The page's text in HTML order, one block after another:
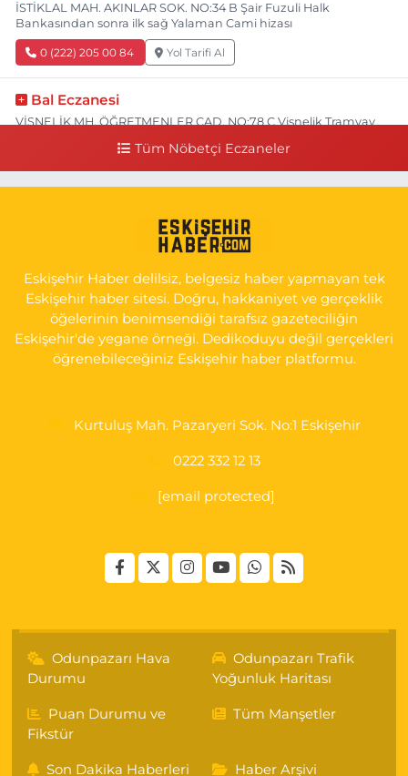
İSTİKLAL MAH. AKINLAR SOK. NO:34 B Şair Fuzuli Halk
Bankasından sonra ilk sağ Yalaman Cami hizası
0 (222) 205 00 84 Yol Tarifi Al
Bal Eczanesi
VİŞNELİK MH. ÖĞRETMENLER CAD. NO:78 C Vişnelik Tramvay
NUH'UN GEMİSİ Veteriner Kliniğinin yanı,ı
GÜLTEPE MAH. HALK CAD. NO:107 C
0 (222) 250 40 50 Yol Tarifi Al
Bizim Eczanesi
EMEK MAH. ERTAŞ CAD.NO:12 A Küçük Sanayi girişi Tarım Kredi
Koop. Market yanı
Tüm Nöbetçi Eczaneler
Eskişehir Haber delilsiz, belgesiz haber yapmayan tek
Eskişehir haber sitesi. Doğru, hakkaniyet ve gerçeklik
öğelerinin benimsendiği tarafsız gazeteciliğin
Eskişehir'de yegane örneği. Dedikoduyu değil gerçekleri
öğrenebileceğiniz Eskişehir haber platformu.
Kurtuluş Mah. Pazaryeri Sok. No:1 Eskişehir
0222 332 12 13
[email protected]
Odunpazarı Hava
Durumu
Odunpazarı Trafik
Yoğunluk Haritası
Puan Durumu ve
Fikstür
Tüm Manşetler
Son Dakika Haberleri Haber Arşivi